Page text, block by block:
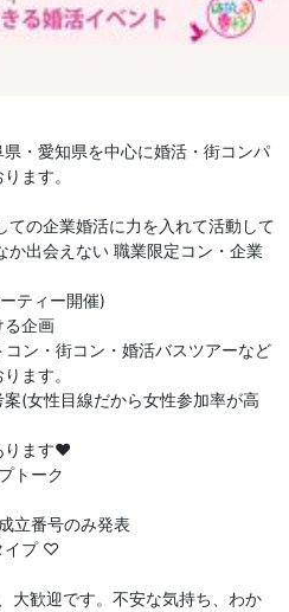
・愛知県を中心に婚活・街コンパ
ます。
ての企業婚活に力を入れて活動して
か出会えない 職業限定コン・企業
ティー開催)
る企画
ン・街コン・婚活バスツアーなど
ます。
(女性目線だから女性参加率が高
ります❤︎
トーク
立番号のみ発表
イプ ♡
大歓迎です。不安な気持ち、わか